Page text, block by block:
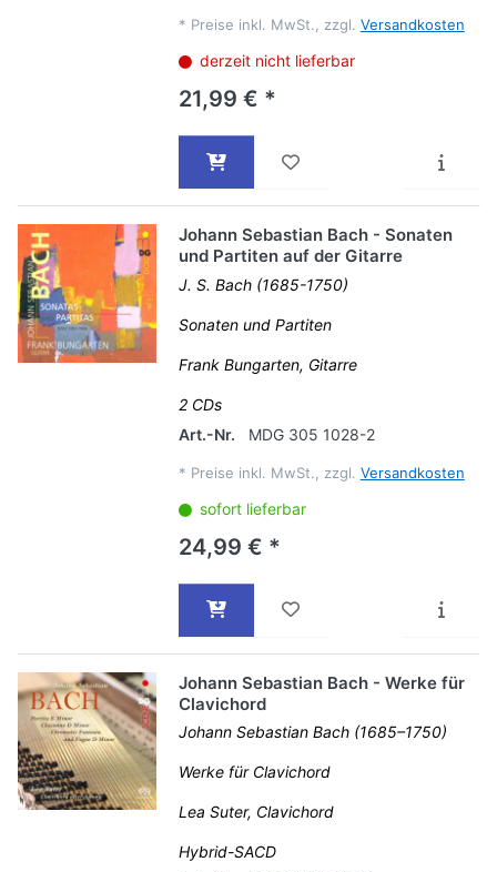
* Preise inkl. MwSt., zzgl. Versandkosten
derzeit nicht lieferbar
21,99 € *
Johann Sebastian Bach - Sonaten
und Partiten auf der Gitarre
J. S. Bach (1685-1750)
Sonaten und Partiten
Frank Bungarten, Gitarre
2 CDs
Art.-Nr.
MDG 305 1028-2
* Preise inkl. MwSt., zzgl. Versandkosten
sofort lieferbar
24,99 € *
Johann Sebastian Bach - Werke für
Clavichord
Johann Sebastian Bach (1685–1750)
Werke für Clavichord
Lea Suter, Clavichord
Hybrid-SACD